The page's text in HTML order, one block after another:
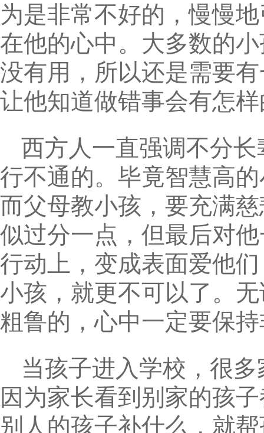
为是非常不好的，慢慢
在他的心中。大多数的
没有用，所以还是需要
让他知道做错事会有怎
西方人一直强调不分
行不通的。毕竟智慧高
而父母教小孩，要充满
似过分一点，但最后对
行动上，变成表面爱他
小孩，就更不可以了。
粗鲁的，心中一定要保
当孩子进入学校，很
因为家长看到别家的孩
别人的孩子补什么，就